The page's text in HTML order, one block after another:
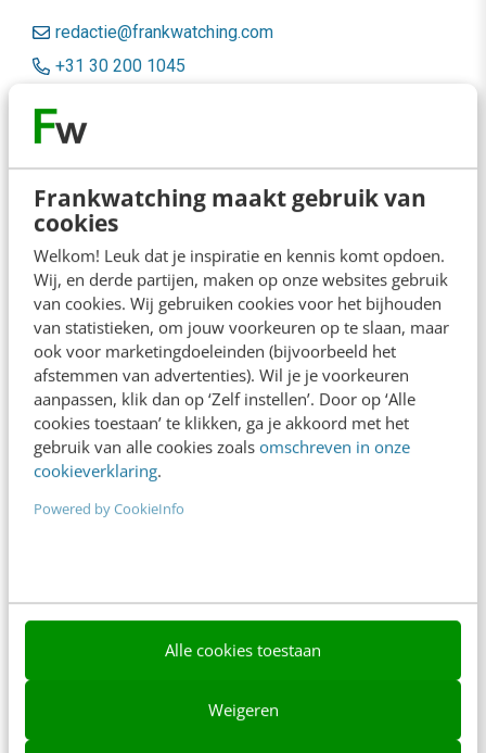
Frankwatching maakt gebruik van
cookies
Welkom! Leuk dat je inspiratie en kennis komt opdoen.
Wij, en derde partijen, maken op onze websites gebruik
van cookies. Wij gebruiken cookies voor het bijhouden
van statistieken, om jouw voorkeuren op te slaan, maar
ook voor marketingdoeleinden (bijvoorbeeld het
afstemmen van advertenties). Wil je je voorkeuren
aanpassen, klik dan op ‘Zelf instellen’. Door op ‘Alle
cookies toestaan’ te klikken, ga je akkoord met het
gebruik van alle cookies zoals omschreven in onze
cookieverklaring.
Powered by CookieInfo
Alle cookies toestaan
Weigeren
redactie@frankwatching.com
+31 30 200 1045
Meer contactopties
Frankwatching
Adverteren
Contact
Nieuwsbrieven
Over ons
Ons team
Werken bij
Klantcontact & CX